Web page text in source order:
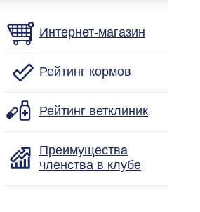
Интернет-магазин
Рейтинг кормов
Рейтинг ветклиник
Преимущества
членства в клубе